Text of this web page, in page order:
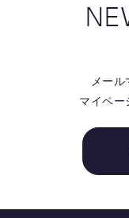
メール
マイペー